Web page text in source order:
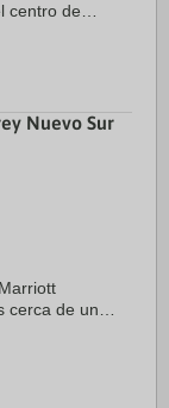
centro de
Nuevo Sur
cerca de un